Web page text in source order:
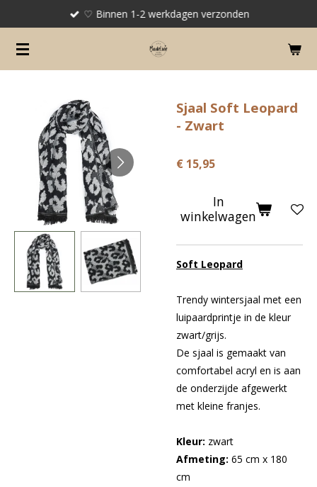
naar
de
♡ Binnen 1-2 werkdagen verzonden
Sjaal Soft Leopard
- Zwart
€ 15,95
In
winkelwagen
Soft Leopard
Trendy wintersjaal met een
luipaardprintje in de kleur
zwart/grijs.
De sjaal is gemaakt van
comfortabel acryl en is aan
de onderzijde afgewerkt
met kleine franjes.
Kleur: zwart
Afmeting: 65 cm x 180
cm